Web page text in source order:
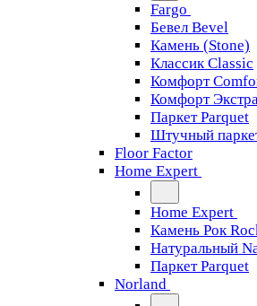
Fargo
Бевел Bevel
Камень (Stone)
Классик Classic
Комфорт
Комфорт
Паркет Parquet
Штучный
Floor Factor
Home Expert
Home Expert
Камень Рок
Натуральный
Паркет Parquet
Norland